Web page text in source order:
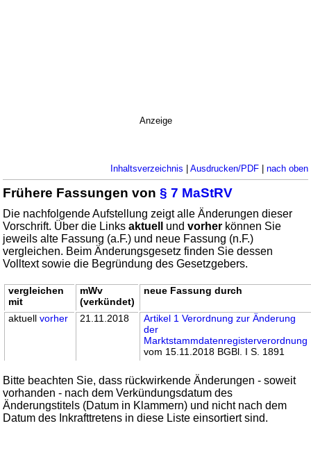
Anzeige
Inhaltsverzeichnis | Ausdrucken/PDF| nach oben
Frühere Fassungen von§ 7 MaStRV
Die nachfolgende Aufstellung zeigt alle Änderungen dieser
Vorschrift. Über die Linksaktuell undvorher können Sie
jeweils alte Fassung (a.F.) und neue Fassung (n.F.)
vergleichen. Beim Änderungsgesetz finden Sie dessen
Volltext sowie die Begründung des Gesetzgebers.
vergleichen
mit
mWv
(verkündet)
neue Fassung durch
aktuellvorher 21.11.2018
Artikel 1 Verordnung zur Änderung
der
Marktstammdatenregisterverordnung
vom 15.11.2018 BGBl. I S. 1891
Bitte beachten Sie, dass rückwirkende Änderungen - soweit
vorhanden - nach dem Verkündungsdatum des
Änderungstitels (Datum in Klammern) und nicht nach dem
Datum des Inkrafttretens in diese Liste einsortiert sind.